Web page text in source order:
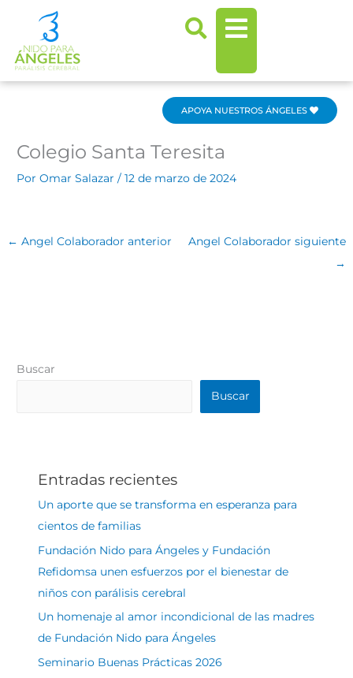
contenido
APOYA NUESTROS ÁNGELES
Colegio Santa Teresita
PorOmar Salazar/12 de marzo de 2024
← Angel Colaborador anterior
Angel Colaborador siguiente
→
Buscar
Buscar
Entradas recientes
Un aporte que se transforma en esperanza para
cientos de familias
Fundación Nido para Ángeles y Fundación
Refidomsa unen esfuerzos por el bienestar de
niños con parálisis cerebral
Un homenaje al amor incondicional de las madres
de Fundación Nido para Ángeles
Seminario Buenas Prácticas 2026